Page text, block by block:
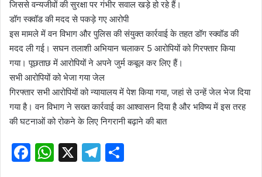
जिससे वन्यजीवों की सुरक्षा पर गंभीर सवाल खड़े हो रहे हैं।
डॉग स्क्वॉड की मदद से पकड़े गए आरोपी
इस मामले में वन विभाग और पुलिस की संयुक्त कार्रवाई के तहत डॉग स्क्वॉड की
मदद ली गई। सघन तलाशी अभियान चलाकर 5 आरोपियों को गिरफ्तार किया
गया। पूछताछ में आरोपियों ने अपने जुर्म कबूल कर लिए हैं।
सभी आरोपियों को भेजा गया जेल
गिरफ्तार सभी आरोपियों को न्यायालय में पेश किया गया, जहां से उन्हें जेल भेज दिया
गया है। वन विभाग ने सख्त कार्रवाई का आश्वासन दिया है और भविष्य में इस तरह
की घटनाओं को रोकने के लिए निगरानी बढ़ाने की बात
F
W X
T